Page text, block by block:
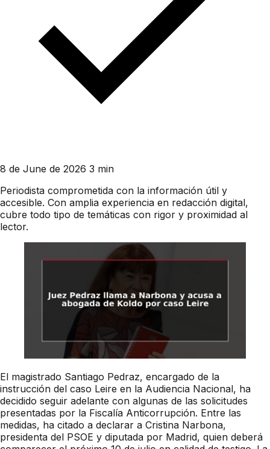
8 de June de 2026 3 min
Periodista comprometida con la información útil y
accesible. Con amplia experiencia en redacción digital,
cubre todo tipo de temáticas con rigor y proximidad al
lector.
El magistrado Santiago Pedraz, encargado de la
instrucción del caso Leire en la Audiencia Nacional, ha
decidido seguir adelante con algunas de las solicitudes
presentadas por la Fiscalía Anticorrupción. Entre las
medidas, ha citado a declarar a Cristina Narbona,
presidenta del PSOE y diputada por Madrid, quien deberá